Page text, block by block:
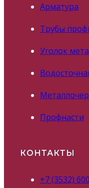
Арматура
Трубы
Уголок
Профнасти
КОНТАКТЫ
+7 (3532)